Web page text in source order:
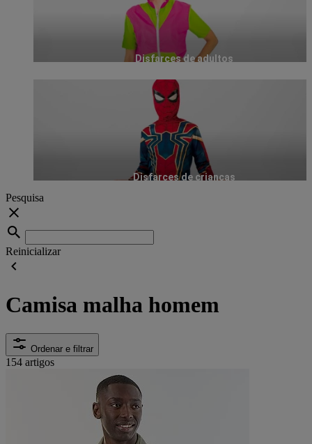
Disfarces de adultos
Disfarces de crianças
Pesquisa
Reinicializar
Camisa malha homem
Ordenar e filtrar
154 artigos